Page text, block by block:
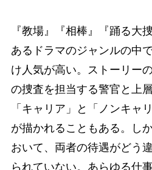
『教場』『相棒』『踊る
あるドラマのジャンルの中
け人気が高い。ストーリー
の捜査を担当する警官と上
「キャリア」と「ノンキャ
が描かれることもある。し
おいて、両者の待遇がどう
られていない。あらゆる仕